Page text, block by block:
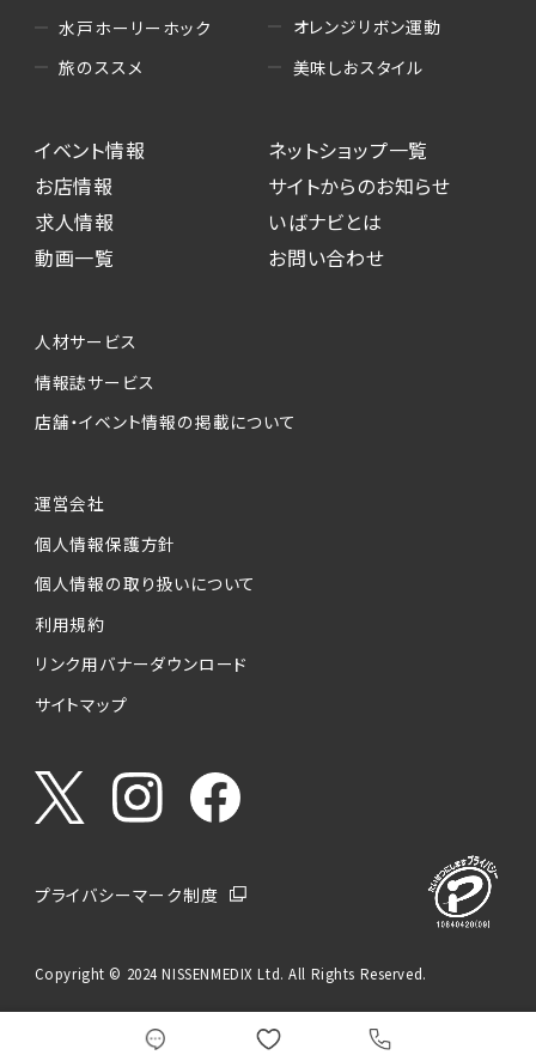
水戸ホーリーホック
旅のススメ
オレンジリボン運動
美味しおスタイル
イベント情報
お店情報
求人情報
動画一覧
ネットショップ一覧
サイトからのお知らせ
いばナビとは
お問い合わせ
人材サービス
情報誌サービス
店舗・イベント情報の掲載について
運営会社
個人情報保護方針
個人情報の取り扱いについて
利用規約
リンク用バナーダウンロード
サイトマップ
プライバシーマーク制度
Copyright © 2024 NISSENMEDIX Ltd. All Rights Reserved.